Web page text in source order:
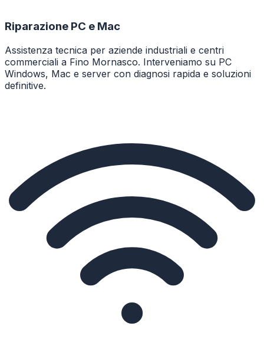
Riparazione PC e Mac
Assistenza tecnica per aziende industriali e centri
commerciali a Fino Mornasco. Interveniamo su PC
Windows, Mac e server con diagnosi rapida e soluzioni
definitive.